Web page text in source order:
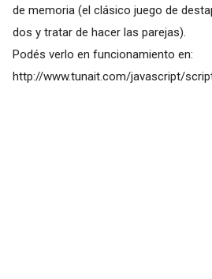
de memoria (el clásico juego de
dos y tratar de hacer las parejas).
Podés verlo en funcionamiento en:
http://www.tunait.com/javascript/